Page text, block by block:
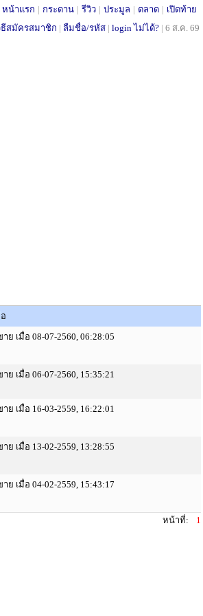
หน้าแรก | กระดาน | รีวิว | ประมูล | ตลาด | เปิดท้าย
สมัครสมาชิก | ลืมชื่อ/รหัส | login ไม่ได้? | 6 ส.ค. 69
ย เมื่อ 08-07-2560, 06:28:05
ย เมื่อ 06-07-2560, 15:35:21
ย เมื่อ 16-03-2559, 16:22:01
ย เมื่อ 13-02-2559, 13:28:55
ย เมื่อ 04-02-2559, 15:43:17
หน้าที่: 1